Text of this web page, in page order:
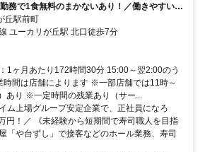
務で1食無料のまかないあり！／働きやすい環
ます◎
丘駅前町
ユーカリが丘駅 北口徒歩7分
1ヶ月あたり172時間30分 15:00～翌2:00のう
間は店舗によります ※一部店舗では11時～
あり ※一定時間の残業あり（サー...
ム上場グループ安定企業で、正社員になろ
円！／ 《未経験から短期間で寿司職人を目指
「や台ずし」で接客などのホール業務、寿司